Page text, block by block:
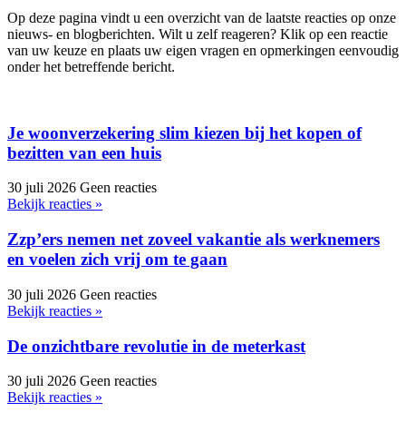
Op deze pagina vindt u een overzicht van de laatste reacties op onze
nieuws- en blogberichten. Wilt u zelf reageren? Klik op een reactie
van uw keuze en plaats uw eigen vragen en opmerkingen eenvoudig
onder het betreffende bericht.
Je woonverzekering slim kiezen bij het kopen of
bezitten van een huis
30 juli 2026 Geen reacties
Bekijk reacties »
Zzp’ers nemen net zoveel vakantie als werknemers
en voelen zich vrij om te gaan
30 juli 2026 Geen reacties
Bekijk reacties »
De onzichtbare revolutie in de meterkast
30 juli 2026 Geen reacties
Bekijk reacties »